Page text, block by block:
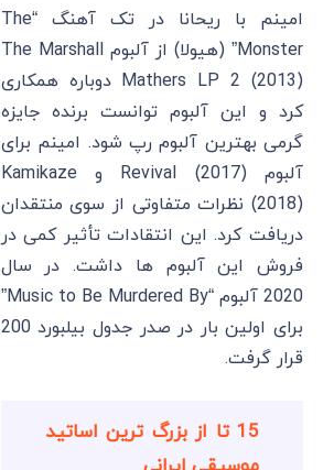
امینم با ریحانا در تک آهنگ “The
Monster” (هیولا) از آلبوم The Marshall
Mathers LP 2 (2013) دوباره همکاری
کرد و این آلبوم توانست برنده جایزه
گرمی بهترین آلبوم رپ شود. امینم برای
آلبوم Revival (2017) و Kamikaze
(2018) نظرات متفاوتی از سوی منتقدان
دریافت کرد. این انتقادات تأثیر کمی در
فروش این آلبوم ها داشت. در سال
2020 آلبوم “Music to Be Murdered By”
برای اولین بار در صدر جدول بیلبورد 200
قرار گرفت.
15 تا از بزرگ ترین اساتید